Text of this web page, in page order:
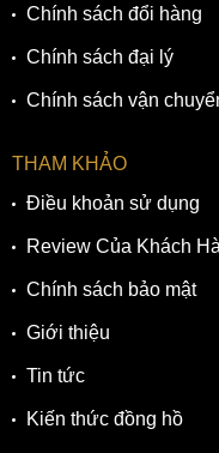
Dây da mềm
5. Bộ máy Eco-
Bộ máy Eco-Drive độc
lượng sẽ được tích
này có tuổi thọ bền bỉ
thân thiện với môi
Chính sách đổi hàng
Chính sách đại lý
Chính sách vận
THAM KHẢO
Điều khoản sử dụng
Review Của Khách
Chính sách bảo mật
Giới thiệu
Tin tức
Kiến thức đồng hồ